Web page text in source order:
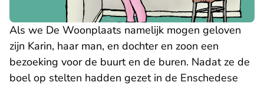
Als we De Woonplaats namelijk mogen geloven
zijn Karin, haar man, en dochter en zoon een
bezoeking voor de buurt en de buren. Nadat ze de
boel op stelten hadden gezet in de Enschedese